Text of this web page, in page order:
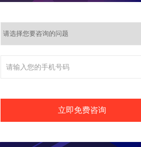
立即免费咨询